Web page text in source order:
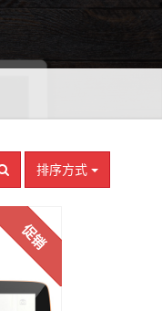
排序方式
促销